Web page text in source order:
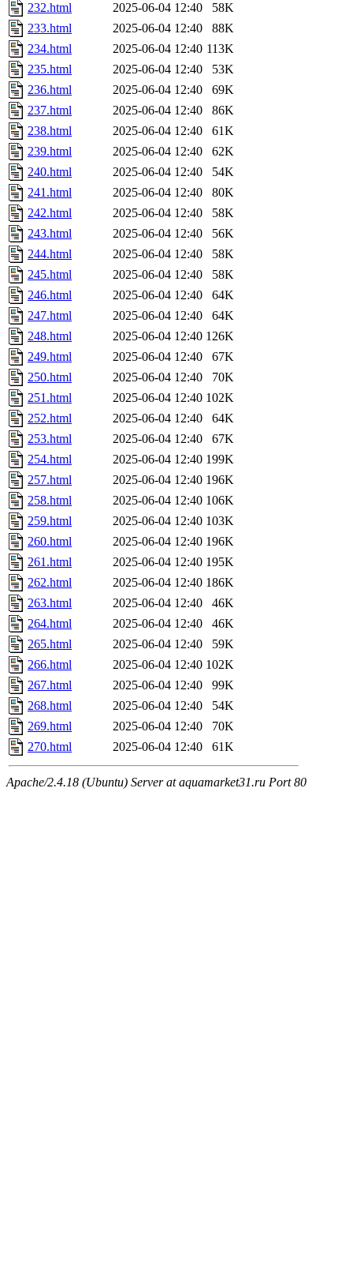
232.html
2025-06-04 12:40
58K
233.html
2025-06-04 12:40
88K
234.html
2025-06-04 12:40 113K
235.html
2025-06-04 12:40
53K
236.html
2025-06-04 12:40
69K
237.html
2025-06-04 12:40
86K
238.html
2025-06-04 12:40
61K
239.html
2025-06-04 12:40
62K
240.html
2025-06-04 12:40
54K
241.html
2025-06-04 12:40
80K
242.html
2025-06-04 12:40
58K
243.html
2025-06-04 12:40
56K
244.html
2025-06-04 12:40
58K
245.html
2025-06-04 12:40
58K
246.html
2025-06-04 12:40
64K
247.html
2025-06-04 12:40
64K
248.html
2025-06-04 12:40 126K
249.html
2025-06-04 12:40
67K
250.html
2025-06-04 12:40
70K
251.html
2025-06-04 12:40 102K
252.html
2025-06-04 12:40
64K
253.html
2025-06-04 12:40
67K
254.html
2025-06-04 12:40 199K
257.html
2025-06-04 12:40 196K
258.html
2025-06-04 12:40 106K
259.html
2025-06-04 12:40 103K
260.html
2025-06-04 12:40 196K
261.html
2025-06-04 12:40 195K
262.html
2025-06-04 12:40 186K
263.html
2025-06-04 12:40
46K
264.html
2025-06-04 12:40
46K
265.html
2025-06-04 12:40
59K
266.html
2025-06-04 12:40 102K
267.html
2025-06-04 12:40
99K
268.html
2025-06-04 12:40
54K
269.html
2025-06-04 12:40
70K
270.html
2025-06-04 12:40 61K
Apache/2.4.18 (Ubuntu) Server at aquamarket31.ru Port 80